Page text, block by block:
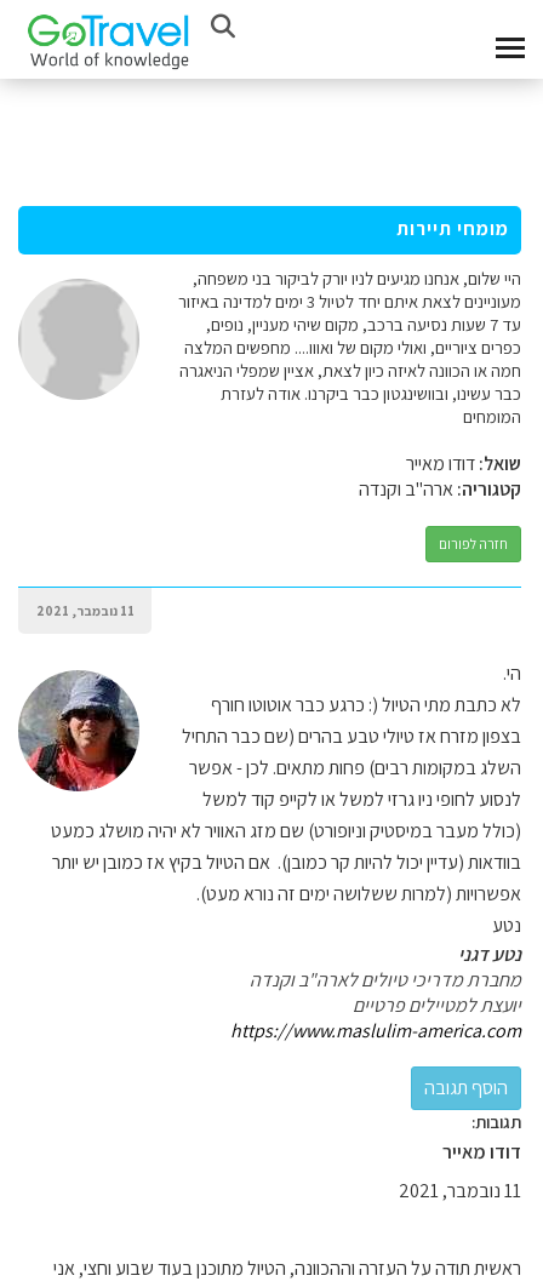
מומחי תיירות
היי שלום, אנחנו מגיעים לניו יורק לביקור בני משפחה,
מעוניינים לצאת איתם יחד לטיול 3 ימים למדינה באיזור
עד 7 שעות נסיעה ברכב, מקום שיהי מעניין, נופים,
כפרים ציוריים, ואולי מקום של ואווו.... מחפשים המלצה
חמה או הכוונה לאיזה כיון לצאת, אציין שמפלי הניאגרה
כבר עשינו, ובוושינגטון כבר ביקרנו. אודה לעזרת
המומחים
שואל:דודו מאייר
קטגוריה:ארה"ב וקנדה
חזרה לפורום
11 נובמבר, 2021
הי.
לא כתבת מתי הטיול (: כרגע כבר אוטוטו חורף
בצפון מזרח אז טיולי טבע בהרים (שם כבר התחיל
השלג במקומות רבים) פחות מתאים. לכן - אפשר
לנסוע לחופי ניו גרזי למשל או לקייפ קוד למשל
(כולל מעבר במיסטיק וניופורט) שם מזג האוויר לא יהיה מושלג כמעט
בוודאות (עדיין יכול להיות קר כמובן). אם הטיול בקיץ אז כמובן יש יותר
אפשרויות (למרות ששלושה ימים זה נורא מעט).
נטע
נטע דגני
מחברת מדריכי טיולים לארה"ב וקנדה
יועצת למטיילים פרטיים
https://www.maslulim-america.com
תגובות:
דודו מאייר
11 נובמבר, 2021
ראשית תודה על העזרה וההכוונה, הטיול מתוכנן בעוד שבוע וחצי, אני